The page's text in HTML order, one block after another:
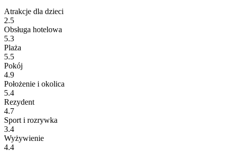
Atrakcje dla dzieci
2.5
Obsługa hotelowa
5.3
Plaża
5.5
Pokój
4.9
Położenie i okolica
5.4
Rezydent
4.7
Sport i rozrywka
3.4
Wyżywienie
4.4